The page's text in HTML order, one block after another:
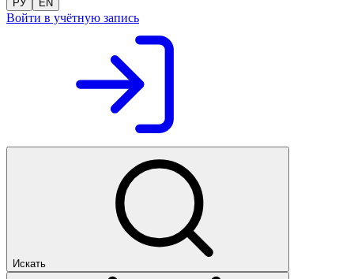
РУ EN
Войти в учётную запись
Искать